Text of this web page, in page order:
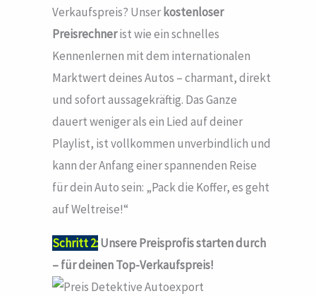
Verkaufspreis? Unserkostenloser
Preisrechnerist wie ein schnelles
Kennenlernen mit dem internationalen
Marktwert deines Autos – charmant, direkt
und sofort aussagekräftig. Das Ganze
dauert weniger als ein Lied auf deiner
Playlist, ist vollkommen unverbindlich und
kann der Anfang einer spannenden Reise
für dein Auto sein: „Pack die Koffer, es geht
auf Weltreise!“
Schritt 2:Unsere Preisprofis starten durch
– für deinen Top-Verkaufspreis!